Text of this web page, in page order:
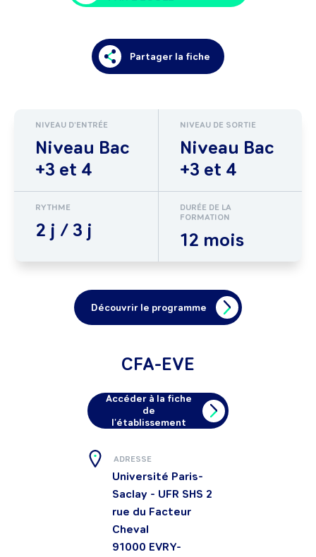
Partager la fiche
NIVEAU D'ENTRÉE
Niveau Bac
+3 et 4
NIVEAU DE SORTIE
Niveau Bac
+3 et 4
RYTHME
2 j / 3 j
DURÉE DE LA
FORMATION
12 mois
Découvrir le programme
CFA-EVE
Accéder à la fiche
de
l'établissement
ADRESSE
Université Paris-
Saclay - UFR SHS 2
rue du Facteur
Cheval
91000 EVRY-